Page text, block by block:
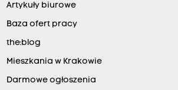
Artykuły biurowe
Baza ofert pracy
the:blog
Mieszkania w Krakowie
Darmowe ogłoszenia